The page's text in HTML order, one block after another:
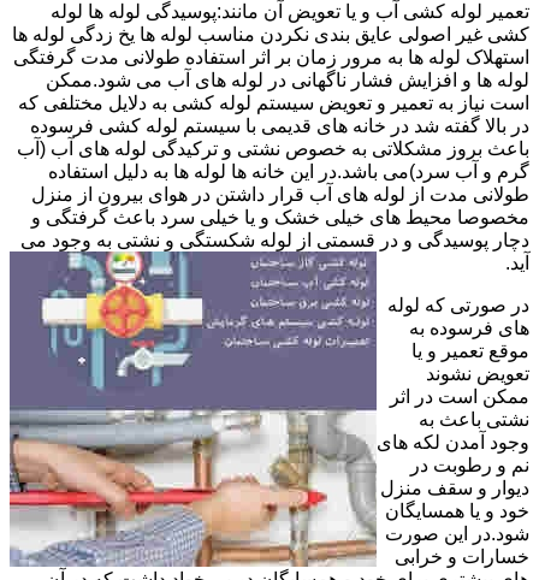
تعمیر لوله کشی آب و یا تعویض آن مانند:پوسیدگی لوله ها لوله
کشی غیر اصولی عایق بندی نکردن مناسب لوله ها یخ زدگی لوله ها
استهلاک لوله ها به مرور زمان بر اثر استفاده طولانی مدت گرفتگی
لوله ها و افزایش فشار ناگهانی در لوله های آب می شود.ممکن
است نیاز به تعمیر و تعویض سیستم لوله کشی به دلایل مختلفی که
در بالا گفته شد در خانه های قدیمی با سیستم لوله کشی فرسوده
باعث بروز مشکلاتی به خصوص نشتی و ترکیدگی لوله های آب (آب
گرم و آب سرد)می باشد.در این خانه ها لوله ها به دلیل استفاده
طولانی مدت از لوله های آب قرار داشتن در هوای بیرون از منزل
مخصوصا محیط های خیلی خشک و یا خیلی سرد باعث گرفتگی و
دچار پوسیدگی و در قسمتی از لوله شکستگی و نشتی به وجود می
آید.
در صورتی که لوله
های فرسوده به
موقع تعمیر و یا
تعویض نشوند
ممکن است در اثر
نشتی باعث به
وجود آمدن لکه های
نم و رطوبت در
دیوار و سقف منزل
خود و یا همسایگان
شود.در این صورت
خسارات و خرابی